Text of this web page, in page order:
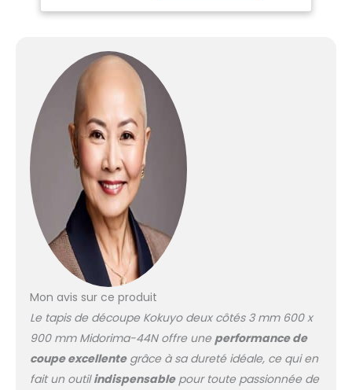
Mon avis sur ce produit
Le tapis de découpe Kokuyo deux côtés 3 mm 600 x
900 mm Midorima-44N offre une performance de
coupe excellentegrâce à sa dureté idéale, ce qui en
fait un outilindispensablepour toute passionnée de